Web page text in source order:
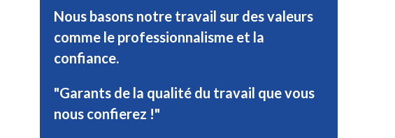
Nous basons notre travail sur des valeurs
comme le professionnalisme et la
confiance.
"Garants de la qualité du travail que vous
nous confierez !"